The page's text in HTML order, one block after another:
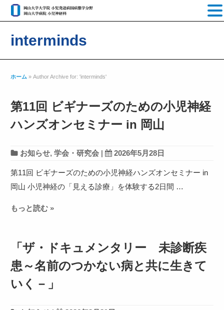
interminds
ホーム » Author Archive for: 'interminds'
第11回 ビギナーズのための小児神経
ハンズオンセミナー in 岡山
お知らせ,学会・研究会 | 2026年5月28日
第11回 ビギナーズのための小児神経ハンズオンセミナー in
岡山 小児神経の「見える診療」を体験する2日間 …
もっと読む »
「ザ・ドキュメンタリー 未診断疾
患～名前のつかない病と共に生きて
いく－」